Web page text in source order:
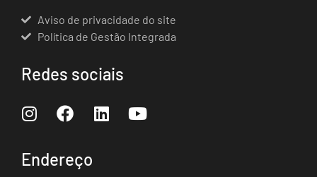
Aviso de privacidade do site
Política de Gestão Integrada
Redes sociais
Endereço